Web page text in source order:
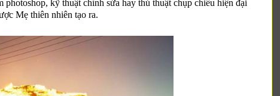
kỹ thuật chỉnh sửa hay thủ thuật chụp chiếu hiện đại
Mẹ thiên nhiên tạo ra.